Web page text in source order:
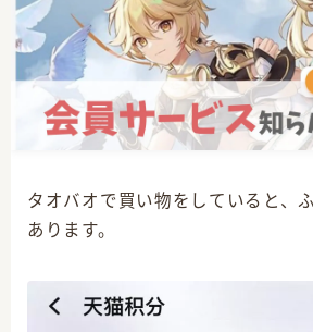
そのほかのポイント
タオバオで買い物をしていると、
あります。